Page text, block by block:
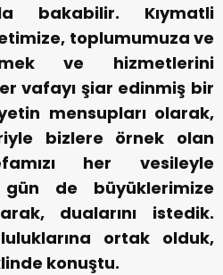
bakabilir. Kıymatli
toplumumuza ve
ve hizmetlerini
vafayı şiar edinmiş bir
mensupları olarak,
bizlere örnek olan
her vesileyle
de büyüklerimize
dualarını istedik.
ortak olduk,
konuştu.